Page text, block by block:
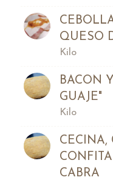
QUESO
Kilo
BACON
GUAJE"
Kilo
CECINA,
CABRA